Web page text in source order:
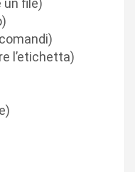
un file)
l’etichetta)